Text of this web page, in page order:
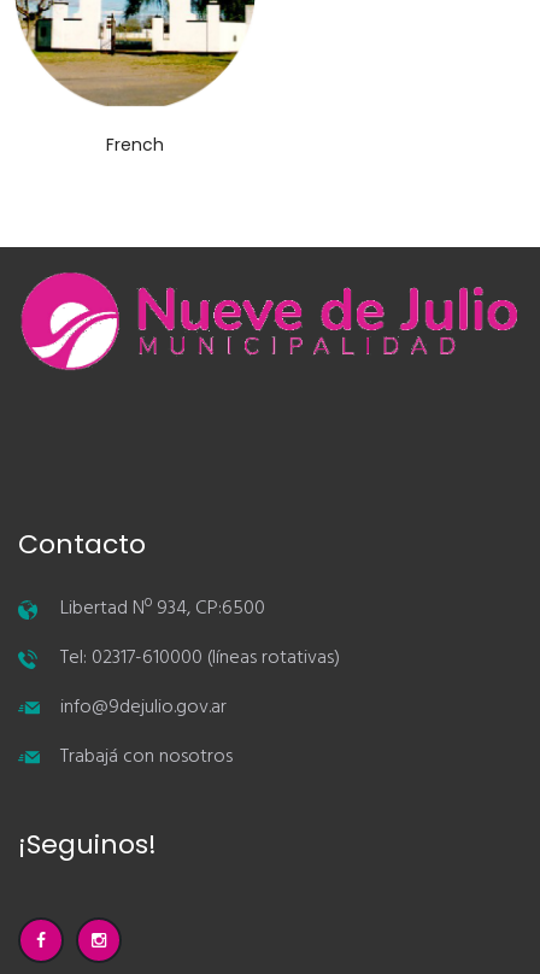
French
Contacto
Libertad Nº 934, CP:6500
Tel: 02317-610000 (líneas rotativas)
info@9dejulio.gov.ar
Trabajá con nosotros
¡Seguinos!